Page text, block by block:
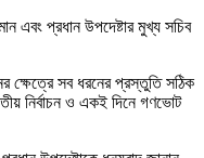
এবং প্রধান উপদেষ্টার মুখ্য সচিব
ক্ষেত্রে সব ধরনের প্রস্তুতি সঠিক
নির্বাচন ও একই দিনে গণভোট